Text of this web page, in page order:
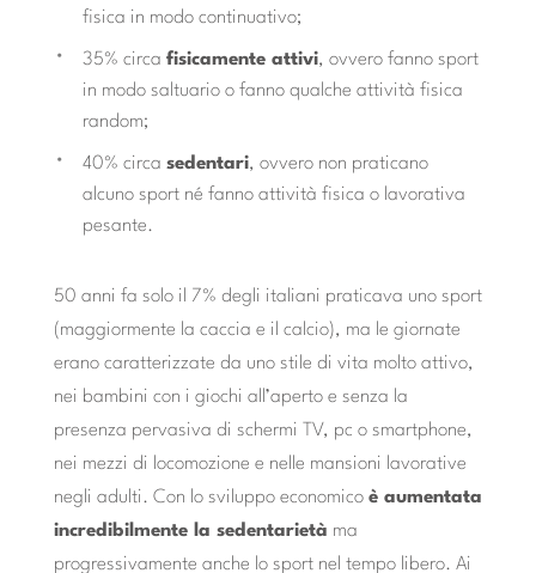
fisica in modo continuativo;
35% circa fisicamente attivi, ovvero fanno sport
in modo saltuario o fanno qualche attività fisica
random;
40% circa sedentari, ovvero non praticano
alcuno sport né fanno attività fisica o lavorativa
pesante.
50 anni fa solo il 7% degli italiani praticava uno sport
(maggiormente la caccia e il calcio), ma le giornate
erano caratterizzate da uno stile di vita molto attivo,
nei bambini con i giochi all’aperto e senza la
presenza pervasiva di schermi TV, pc o smartphone,
nei mezzi di locomozione e nelle mansioni lavorative
negli adulti. Con lo sviluppo economico è aumentata
incredibilmente la sedentarietà ma
progressivamente anche lo sport nel tempo libero. Ai